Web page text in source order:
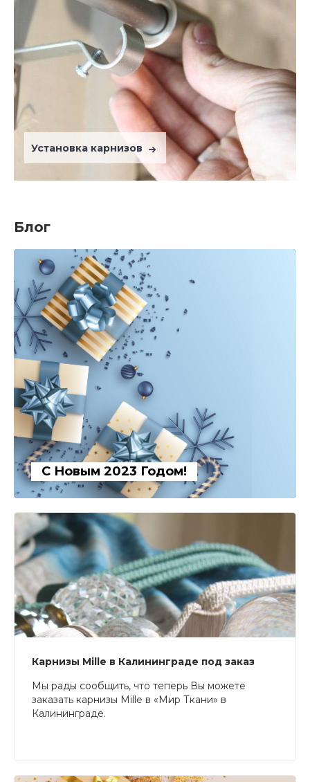
Установка карнизов
Блог
С Новым 2023 Годом!
Карнизы Mille в Калининграде под заказ
Мы рады сообщить, что теперь Вы можете
заказать карнизы Mille в «Мир Ткани» в
Калининграде.